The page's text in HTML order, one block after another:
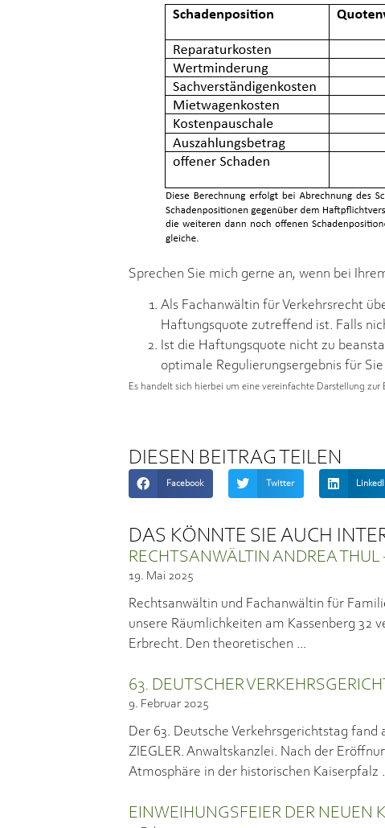
Sprechen Sie mich gerne an, wenn bei
Als Fachanwältin für Verkehrsrecht
Haftungsquote zutreffend ist. Falls
Ist die Haftungsquote nicht zu
optimale Regulierungsergebnis für
Es handelt sich hierbei um eine vereinfachte Darstellung
DIESEN BEITRAG TEILEN
Facebook Twitter
DAS KÖNNTE SIE AUCH
RECHTSANWÄLTIN ANDREA
19. Mai 2025
Rechtsanwältin und Fachanwältin für
unsere Räumlichkeiten am Kassenberg
Erbrecht. Den theoretischen
63. DEUTSCHER
9. Februar 2025
Der 63. Deutsche Verkehrsgerichtstag
ZIEGLER. Anwaltskanzlei. Nach der
Atmosphäre in der historischen Kaiserpfalz
EINWEIHUNGSFEIER DER NEUEN